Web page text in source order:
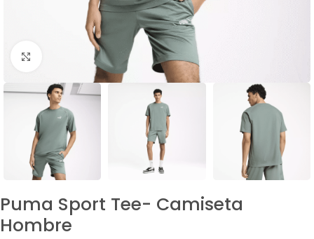
Amplía la Imagen
Puma Sport Tee- Camiseta
Hombre